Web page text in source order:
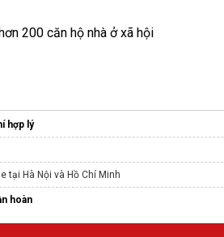
200 căn hộ nhà ở xã hội
hợp lý
tại Hà Nội và Hồ Chí Minh
hoàn
Quốc